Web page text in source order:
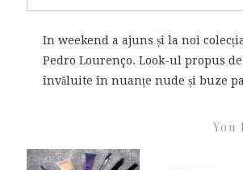
In weekend a ajuns și la noi
Pedro Lourenço. Look-ul propus
învăluite în nuanțe nude și buze
You